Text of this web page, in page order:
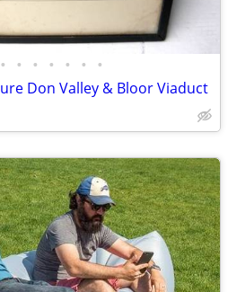
• • • • • • •
Don Valley & Bloor Viaduct